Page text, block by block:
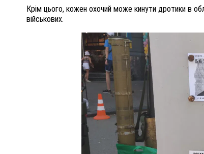
Крім цього, кожен охочий може кинути дротики в
військових.